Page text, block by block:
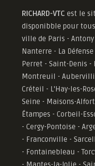
RICHARD-VTC est le
disponibble pour
ville de Paris -
Nanterre - La
Perret - Saint-Denis -
Montreuil -
Créteil - L'Hay-les-
Seine - Maisons-
Étampes - Corbeil-
- Cergy-Pontoise -
- Franconville -
- Fontainebleau -